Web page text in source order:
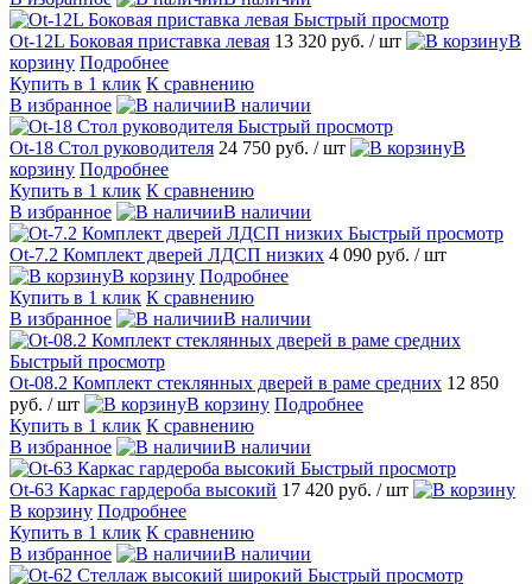
Быстрый просмотр
Оt-12L Боковая приставка левая 13 320 руб. / шт
В
корзину Подробнее
Купить в 1 клик К сравнению
В избранное
В наличии
Быстрый просмотр
Оt-18 Стол руководителя 24 750 руб. / шт
В
корзину Подробнее
Купить в 1 клик К сравнению
В избранное
В наличии
Быстрый просмотр
Ot-7.2 Комплект дверей ЛДСП низких 4 090 руб. / шт
В корзину Подробнее
Купить в 1 клик К сравнению
В избранное
В наличии
Быстрый просмотр
Ot-08.2 Комплект стеклянных дверей в раме средних 12 850
руб. / шт В корзину Подробнее
Купить в 1 клик К сравнению
В избранное
В наличии
Быстрый просмотр
Ot-63 Каркас гардероба высокий 17 420 руб. / шт
В корзину Подробнее
Купить в 1 клик К сравнению
В избранное
В наличии
Быстрый просмотр